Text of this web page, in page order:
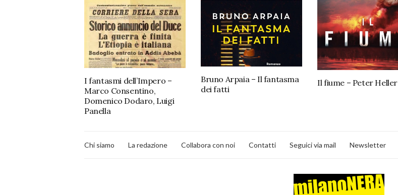
I fantasmi dell’Impero –
Marco Consentino,
Domenico Dodaro, Luigi
Panella
Bruno Arpaia – Il fantasma
dei fatti
Il fiume – Peter Heller
Chi siamo La redazione Collabora con noi Contatti Seguici via mail Newsletter